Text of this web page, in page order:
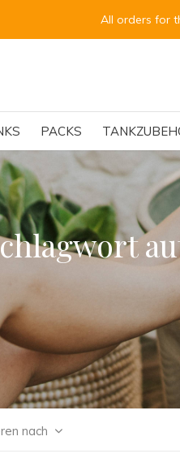
PACKS
tanks are scheduled for the
nach